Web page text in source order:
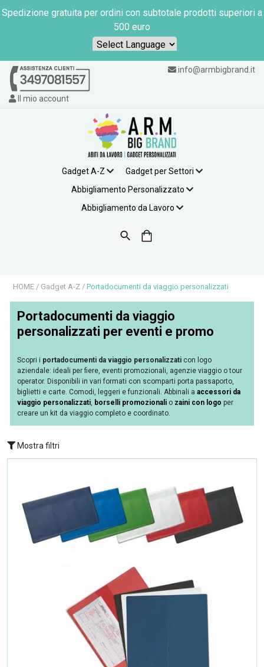
Spedizione gratuita per ordini con subtotale prodotti superiori a
500 euro
Powered by
info@armbigbrand.it
Il mio account
Gadget A-Z
Gadget per Settori
Abbigliamento Personalizzato
Abbigliamento da Lavoro
HOME / Gadget A-Z / Portadocumenti da viaggio personalizzati
Portadocumenti da viaggio
personalizzati per eventi e promo
Scopri i portadocumenti da viaggio personalizzati con logo
aziendale: ideali per fiere, eventi promozionali, agenzie viaggio o tour
operator. Disponibili in vari formati con scomparti porta passaporto,
biglietti e carte. Comodi, leggeri e funzionali. Abbinali a accessori da
viaggio personalizzati, borselli promozionali o zaini con logo per
creare un kit da viaggio completo e coordinato.
Mostra filtri